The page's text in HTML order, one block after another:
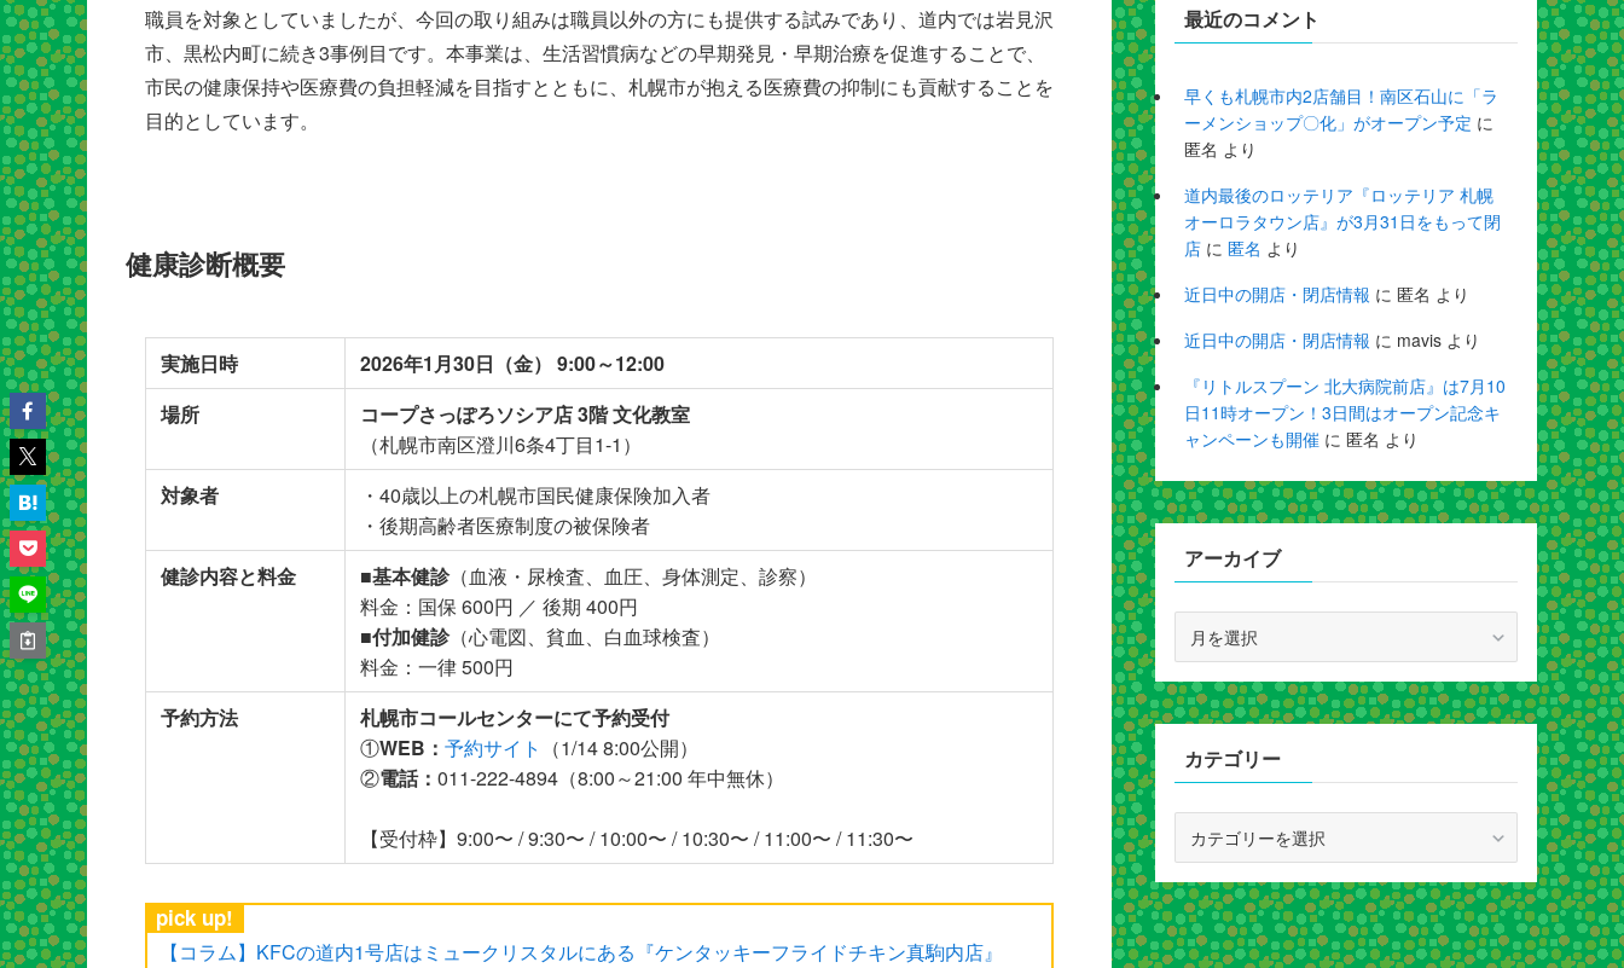
職員を対象としていましたが、今回の取り組みは職員以外の方にも提供する試みであり、道内では岩見沢
市、黒松内町に続き3事例目です。本事業は、生活習慣病などの早期発見・早期治療を促進することで、
市民の健康保持や医療費の負担軽減を目指すとともに、札幌市が抱える医療費の抑制にも貢献することを
目的としています。
健康診断概要
実施日時
2026年1月30日（金） 9:00～12:00
場所
コープさっぽろソシア店 3階 文化教室
（札幌市南区澄川6条4丁目1-1）
対象者
・40歳以上の札幌市国民健康保険加入者
・後期高齢者医療制度の被保険者
健診内容と料金
■基本健診（血液・尿検査、血圧、身体測定、診察）
料金：国保 600円 ／ 後期 400円
■付加健診（心電図、貧血、白血球検査）
料金：一律 500円
予約方法
札幌市コールセンターにて予約受付
①WEB： 予約サイト
（1/14 8:00公開）
②電話： 011-222-4894（8:00～21:00 年中無休）
【受付枠】9:00〜 / 9:30〜 / 10:00〜 / 10:30〜 / 11:00〜 / 11:30〜
pick up!
【コラム】KFCの道内1号店はミュークリスタルにある『ケンタッキーフライドチキン真駒内店』
最近のコメント
早くも札幌市内2店舗目！南区石山に「ラ
ーメンショップ〇化」がオープン予定 に
匿名 より
道内最後のロッテリア『ロッテリア 札幌
オーロラタウン店』が3月31日をもって閉
店 に 匿名 より
近日中の開店・閉店情報 に 匿名 より
近日中の開店・閉店情報 に mavis より
『リトルスプーン 北大病院前店』は7月10
日11時オープン！3日間はオープン記念キ
ャンペーンも開催 に 匿名 より
アーカイブ
カ
イ
ブ
カテゴリー
ゴ
リ
ー